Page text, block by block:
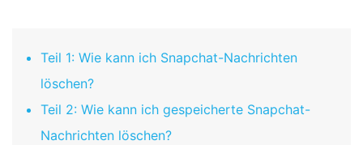
Teil 1: Wie kann ich Snapchat-Nachrichten
löschen?
Teil 2: Wie kann ich gespeicherte Snapchat-
Nachrichten löschen?